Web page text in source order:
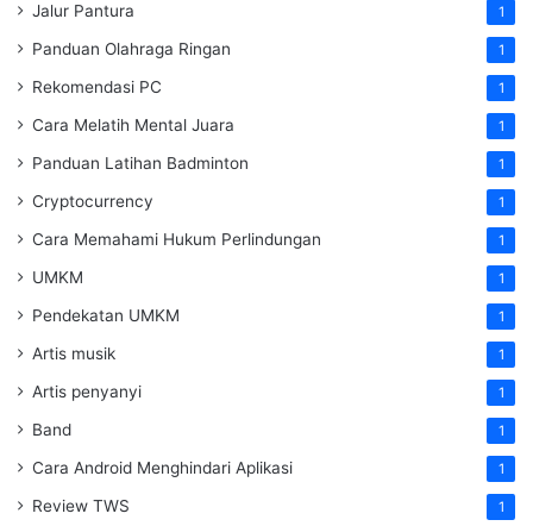
Jalur Pantura 1
Panduan Olahraga Ringan 1
Rekomendasi PC 1
Cara Melatih Mental Juara 1
Panduan Latihan Badminton 1
Cryptocurrency 1
Cara Memahami Hukum Perlindungan 1
UMKM 1
Pendekatan UMKM 1
Artis musik 1
Artis penyanyi 1
Band 1
Cara Android Menghindari Aplikasi 1
Review TWS 1